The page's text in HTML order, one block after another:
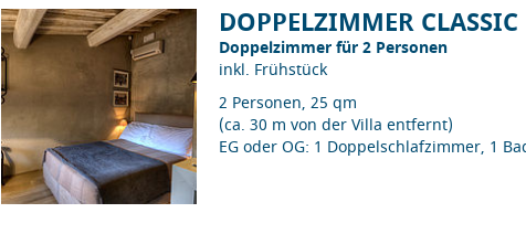
DOPPELZIMMER CLASSIC
Doppelzimmer für 2 Personen
inkl. Frühstück
2 Personen, 25 qm
(ca. 30 m von der Villa entfernt)
EG oder OG: 1 Doppelschlafzimmer, 1